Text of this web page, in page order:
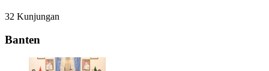
32 Kunjungan
Banten